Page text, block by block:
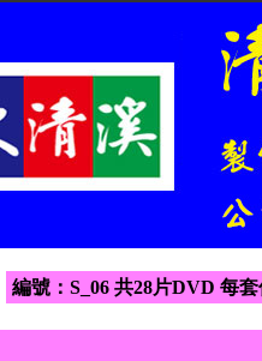
編號：S_06 共28片DVD 每